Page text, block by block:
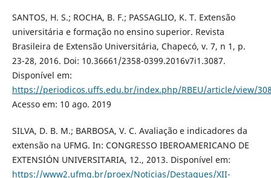
SANTOS, H. S.; ROCHA, B. F.; PASSAGLIO, K. T. Extensão
universitária e formação no ensino superior. Revista
Brasileira de Extensão Universitária, Chapecó, v. 7, n 1, p.
23-28, 2016. Doi: 10.36661/2358-0399.2016v7i1.3087.
Disponível em:
https://periodicos.uffs.edu.br/index.php/RBEU/article/view/
Acesso em: 10 ago. 2019
SILVA, D. B. M.; BARBOSA, V. C. Avaliação e indicadores da
extensão na UFMG. In: CONGRESSO IBEROAMERICANO DE
EXTENSIÓN UNIVERSITARIA, 12., 2013. Disponível em:
https://www2.ufmg.br/proex/Noticias/Destaques/XII-